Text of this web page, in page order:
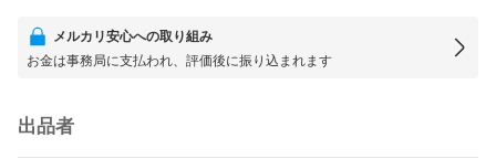
メルカリ安心への取り組み
お金は事務局に支払われ、評価後に振り込まれます
出品者